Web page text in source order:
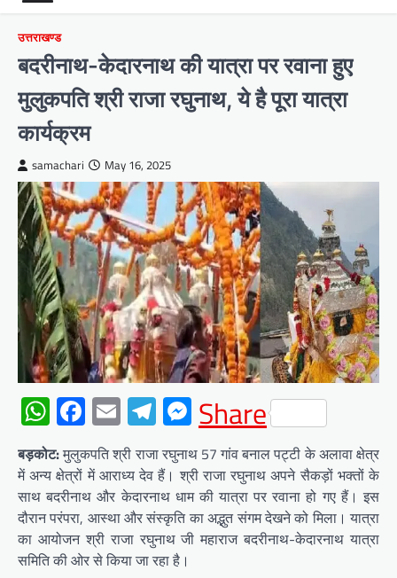
उत्तराखण्ड
बदरीनाथ-केदारनाथ की यात्रा पर रवाना हुए
मुलुकपति श्री राजा रघुनाथ, ये है पूरा यात्रा
कार्यक्रम
samachari May 16, 2025
WhatsApp
Facebook
EmailTelegram
Messenger
Share
बड़कोट:मुलुकपति श्री राजा रघुनाथ 57 गांव बनाल पट्टी के अलावा क्षेत्र
में अन्य क्षेत्रों में आराध्य देव हैं। श्री राजा रघुनाथ अपने सैकड़ों भक्तों के
साथ बदरीनाथ और केदारनाथ धाम की यात्रा पर रवाना हो गए हैं। इस
दौरान परंपरा, आस्था और संस्कृति का अद्भुत संगम देखने को मिला। यात्रा
का आयोजन श्री राजा रघुनाथ जी महाराज बदरीनाथ-केदारनाथ यात्रा
समिति की ओर से किया जा रहा है।